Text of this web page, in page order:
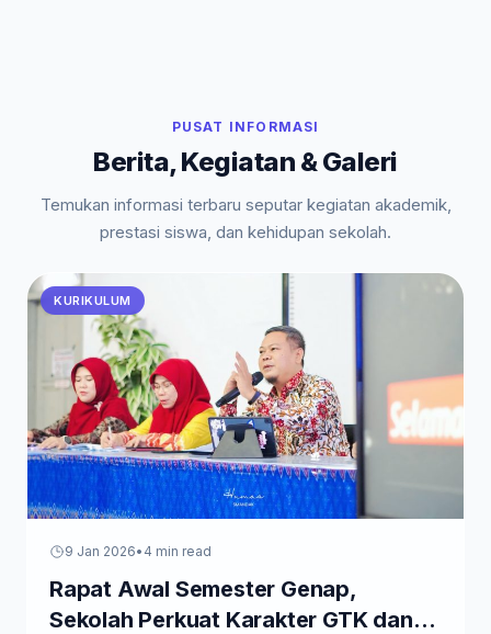
PUSAT INFORMASI
Berita, Kegiatan & Galeri
Temukan informasi terbaru seputar kegiatan akademik,
prestasi siswa, dan kehidupan sekolah.
KURIKULUM
9 Jan 2026• 4 min read
Rapat Awal Semester Genap,
Sekolah Perkuat Karakter GTK dan